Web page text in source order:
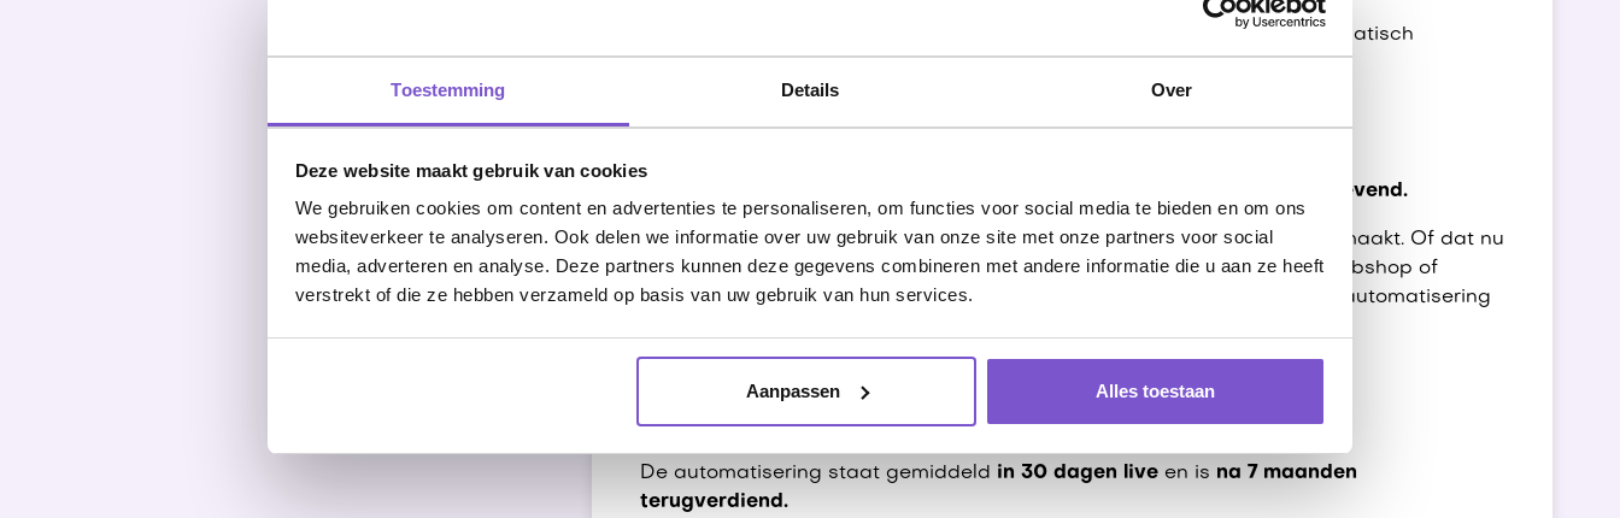
Toestemming Details Over
Deze website maakt gebruik van cookies
We gebruiken cookies om content en advertenties te personaliseren, om functies voor social media te bieden en om ons
websiteverkeer te analyseren. Ook delen we informatie over uw gebruik van onze site met onze partners voor social
media, adverteren en analyse. Deze partners kunnen deze gegevens combineren met andere informatie die u aan ze heeft
verstrekt of die ze hebben verzameld op basis van uw gebruik van hun services.
Aanpassen Alles toestaan
Factuurnummers en bedragen worden automatisch
bijgewerkt in de eigen SQL-database.
Vanaf 4 uur handmatig invoerwerk per week is automatiseren winstgevend.
Dat geldt ook voor elke organisatie die facturen nu nog handmatig aanmaakt. Of dat nu
gaat om abonnementsfacturatie, projectfacturatie, orders vanuit een webshop of
productieomgeving - overal waar iemand nog velden overtypt, kan een automatisering
Wil jij ook factureren zonder omkijken?
De automatisering staat gemiddeld in 30 dagen live en is na 7 maanden
terugverdiend.